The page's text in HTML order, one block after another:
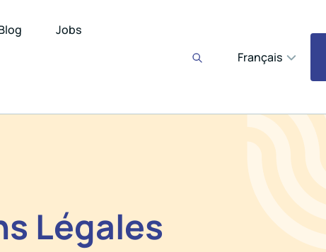
Jobs
Français
Légales